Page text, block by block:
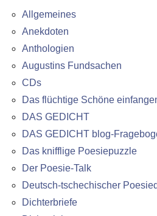
Allgemeines
Anekdoten
Anthologien
Augustins Fundsachen
CDs
Das flüchtige Schöne
DAS GEDICHT
DAS GEDICHT blog-
Das knifflige Poesiepuzzle
Der Poesie-Talk
Deutsch-tschechischer
Dichterbriefe